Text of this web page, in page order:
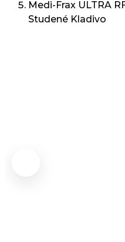
Medi-Frax ULTRA
Studené Kladivo